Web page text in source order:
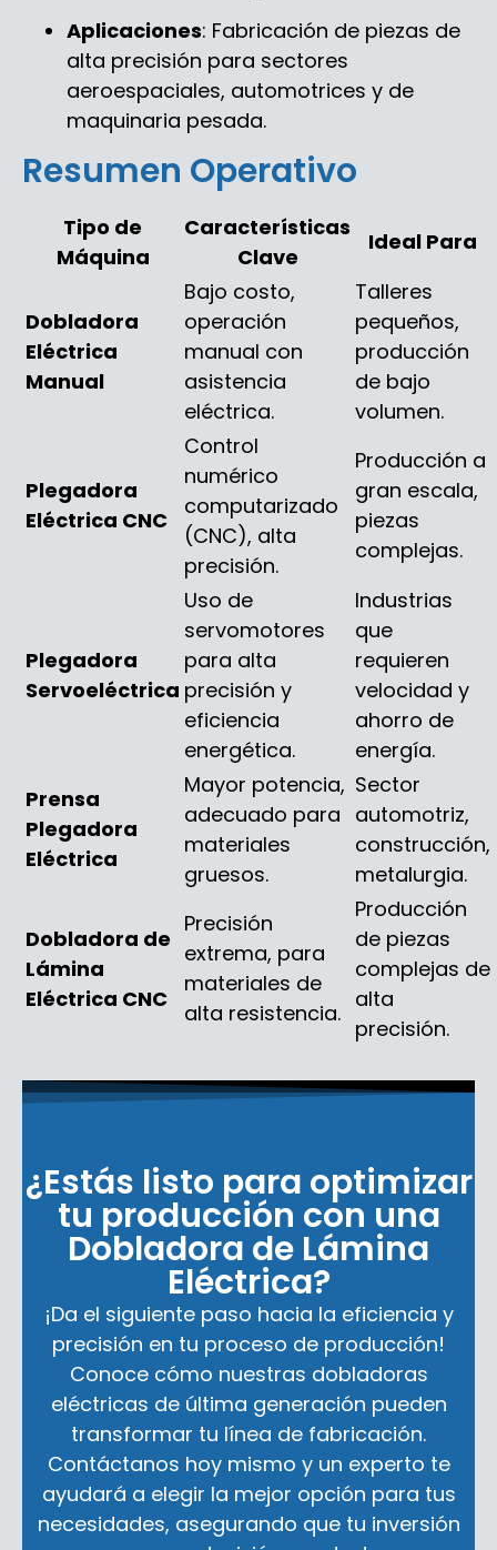
Aplicaciones: Fabricación de piezas de
alta precisión para sectores
aeroespaciales, automotrices y de
maquinaria pesada.
Resumen Operativo
Tipo de
Máquina
Características
Clave
Ideal Para
Dobladora
Eléctrica
Manual
Bajo costo,
operación
manual con
asistencia
eléctrica.
Talleres
pequeños,
producción
de bajo
volumen.
Plegadora
Eléctrica CNC
Control
numérico
computarizado
(CNC), alta
precisión.
Producción a
gran escala,
piezas
complejas.
Plegadora
Servoeléctrica
Uso de
servomotores
para alta
precisión y
eficiencia
energética.
Industrias
que
requieren
velocidad y
ahorro de
energía.
Prensa
Plegadora
Eléctrica
Mayor potencia,
adecuado para
materiales
gruesos.
Sector
automotriz,
construcción,
metalurgia.
Dobladora de
Lámina
Eléctrica CNC
Precisión
extrema, para
materiales de
alta resistencia.
Producción
de piezas
complejas de
alta
precisión.
¿Estás listo para optimizar
tu producción con una
Dobladora de Lámina
Eléctrica?
¡Da el siguiente paso hacia la eficiencia y
precisión en tu proceso de producción!
Conoce cómo nuestras dobladoras
eléctricas de última generación pueden
transformar tu línea de fabricación.
Contáctanos hoy mismo y un experto te
ayudará a elegir la mejor opción para tus
necesidades, asegurando que tu inversión